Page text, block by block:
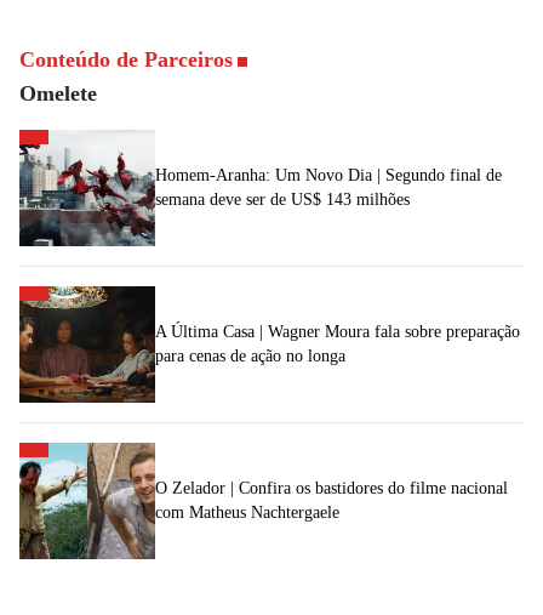
Conteúdo de Parceiros
Omelete
Homem-Aranha: Um Novo Dia | Segundo final de
semana deve ser de US$ 143 milhões
A Última Casa | Wagner Moura fala sobre preparação
para cenas de ação no longa
O Zelador | Confira os bastidores do filme nacional
com Matheus Nachtergaele